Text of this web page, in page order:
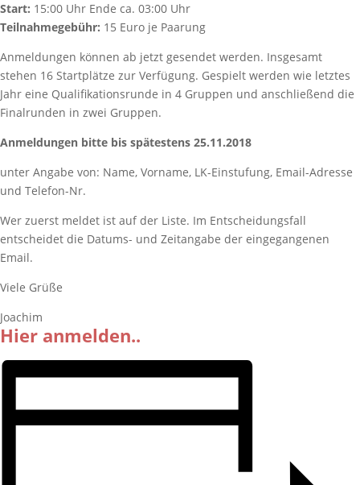
Start: 15:00 Uhr Ende ca. 03:00 Uhr
Teilnahmegebühr: 15 Euro je Paarung
Anmeldungen können ab jetzt gesendet werden. Insgesamt
stehen 16 Startplätze zur Verfügung. Gespielt werden wie letztes
Jahr eine Qualifikationsrunde in 4 Gruppen und anschließend die
Finalrunden in zwei Gruppen.
Anmeldungen bitte bis spätestens 25.11.2018
unter Angabe von: Name, Vorname, LK-Einstufung, Email-Adresse
und Telefon-Nr.
Wer zuerst meldet ist auf der Liste. Im Entscheidungsfall
entscheidet die Datums- und Zeitangabe der eingegangenen
Email.
Viele Grüße
Joachim
Hier anmelden..